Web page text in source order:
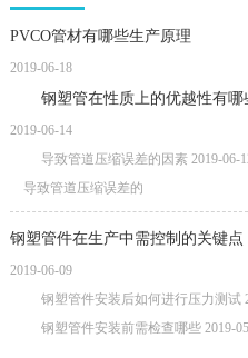
PVCO管材有哪些生产原理
2019-06-18
钢塑管在性质上的优越性有哪
2019-06-14
导致管道压缩误差的因素 2019-06-
导致管道压缩误差的
钢塑管件在生产中需控制的关键点
2019-06-09
钢塑管件安装后如何进行压力测试
钢塑管件安装前需检查哪些 2019-